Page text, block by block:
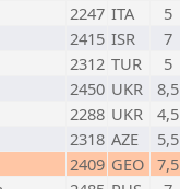
2247 ITA
5
2415 ISR
7
2312 TUR
5
2450 UKR
8,5
2288 UKR
4,5
2318 AZE
5,5
2409 GEO 7,5